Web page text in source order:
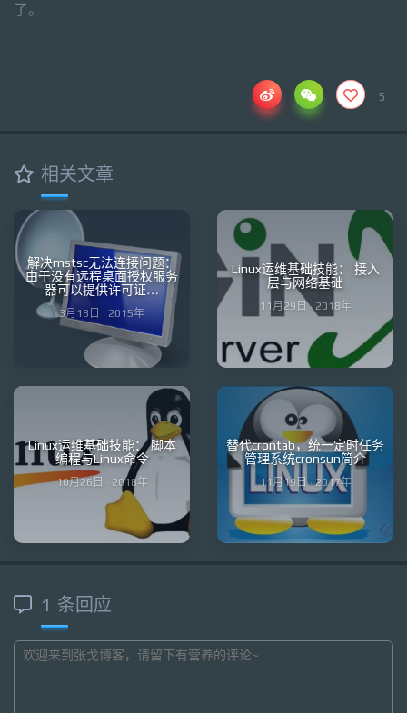
了。
5
相关文章
解决mstsc无法连接问题：
由于没有远程桌面授权服务
器可以提供许可证…
3月18日 · 2015年
Linux运维基础技能： 接入
层与网络基础
11月29日 · 2018年
Linux运维基础技能： 脚本
编程与Linux命令
10月26日 · 2018年
替代crontab，统一定时任务
管理系统cronsun简介
11月19日 · 2017年
1 条回应